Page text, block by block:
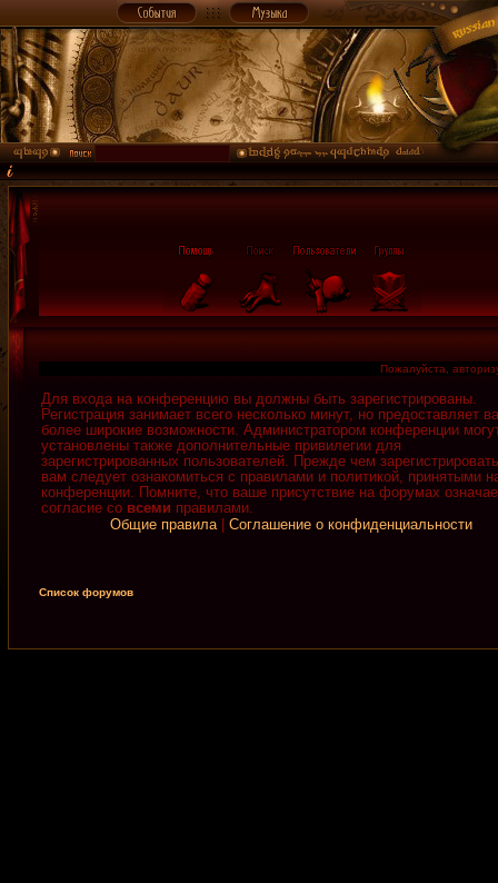
Пожалуйста,
Для входа на конференцию вы должны быть зарегистрированы.
Регистрация занимает всего несколько минут, но предоставляет
более широкие возможности. Администратором конференции
установлены также дополнительные привилегии для
зарегистрированных пользователей. Прежде чем
вам следует ознакомиться с правилами и политикой, принятыми
конференции. Помните, что ваше присутствие на форумах
согласие со всеми правилами.
Общие правила| Соглашение о конфиденциальности
Список форумов